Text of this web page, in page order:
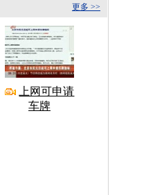
更多 >>
上网可申请
车牌